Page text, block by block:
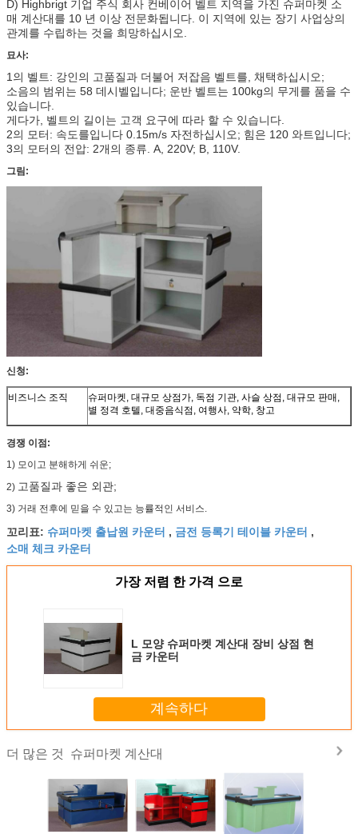
D) Highbrigt 기업 주식 회사 컨베이어 벨트 지역을 가진 슈퍼마켓 소
매 계산대를 10 년 이상 전문화됩니다. 이 지역에 있는 장기 사업상의
관계를 수립하는 것을 희망하십시오.
묘사:
1의 벨트: 강인의 고품질과 더불어 저잡음 벨트를, 채택하십시오;
소음의 범위는 58 데시벨입니다; 운반 벨트는 100kg의 무게를 품을 수
있습니다.
게다가, 벨트의 길이는 고객 요구에 따라 할 수 있습니다.
2의 모터: 속도를입니다 0.15m/s 자전하십시오; 힘은 120 와트입니다;
3의 모터의 전압: 2개의 종류. A, 220V; B, 110V.
그림:
신청:
비즈니스 조직
슈퍼마켓, 대규모 상점가, 독점 기관, 사슬 상점, 대규모 판매,
별 정격 호텔, 대중음식점, 여행사, 약학, 창고
경쟁 이점:
1) 모이고 분해하게 쉬운;
2) 고품질과 좋은 외관;
3) 거래 전후에 믿을 수 있고는 능률적인 서비스.
꼬리표: 슈퍼마켓 출납원 카운터 , 금전 등록기 테이블 카운터 ,
소매 체크 카운터
가장 저렴 한 가격 으로
L 모양 슈퍼마켓 계산대 장비 상점 현
금 카운터
계속하다
더 많은 것 슈퍼마켓 계산대